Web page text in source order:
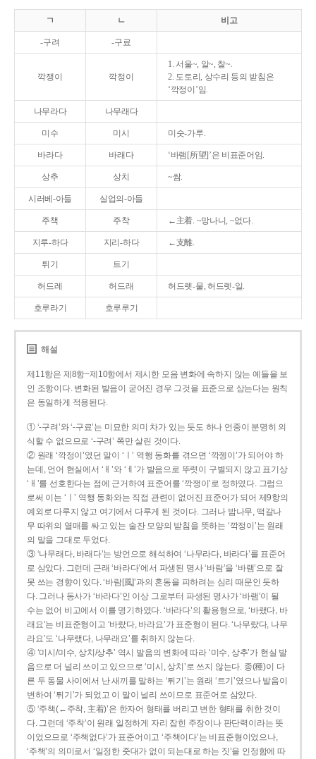
ㄱ ㄴ 비고
-구려 -구료
깍쟁이 깍정이
1. 서울~, 알~, 찰~.
2. 도토리, 상수리 등의 받침은
‘깍정이’임.
나무라다 나무래다
미수 미시 미숫-가루.
바라다 바래다 ‘바램[所望]’은 비표준어임.
상추 상치 ~쌈.
시러베-아들 실업의-아들
주책 주착 ←主着. ~망나니, ~없다.
지루-하다 지리-하다 ←支離.
튀기 트기
허드레 허드래 허드렛-물, 허드렛-일.
호루라기 호루루기
해설
제11항은 제8항~제10항에서 제시한 모음 변화에 속하지 않는 예들을 보
인 조항이다. 변화된 발음이 굳어진 경우 그것을 표준으로 삼는다는 원칙
은 동일하게 적용된다.
① ‘-구려’와 ‘-구료’는 미묘한 의미 차가 있는 듯도 하나 언중이 분명히 의
식할 수 없으므로 ‘-구려’ 쪽만 살린 것이다.
② 원래 ‘깍정이’였던 말이 ‘ㅣ’ 역행 동화를 겪으면 ‘깍젱이’가 되어야 하
는데, 언어 현실에서 ‘ㅐ’와 ‘ㅔ’가 발음으로 뚜렷이 구별되지 않고 표기상
‘ㅐ’를 선호한다는 점에 근거하여 표준어를 ‘깍쟁이’로 정하였다. 그럼으
로써 이는 ‘ㅣ’ 역행 동화와는 직접 관련이 없어진 표준어가 되어 제9항의
예외로 다루지 않고 여기에서 다루게 된 것이다. 그러나 밤나무, 떡갈나
무 따위의 열매를 싸고 있는 술잔 모양의 받침을 뜻하는 ‘깍정이’는 원래
의 말을 그대로 두었다.
③ ‘나무래다, 바래다’는 방언으로 해석하여 ‘나무라다, 바라다’를 표준어
로 삼았다. 그런데 근래 ‘바라다’에서 파생된 명사 ‘바람’을 ‘바램’으로 잘
못 쓰는 경향이 있다. ‘바람[風]’과의 혼동을 피하려는 심리 때문인 듯하
다. 그러나 동사가 ‘바라다’인 이상 그로부터 파생된 명사가 ‘바램’이 될
수는 없어 비고에서 이를 명기하였다. ‘바라다’의 활용형으로, ‘바랬다, 바
래요’는 비표준형이고 ‘바랐다, 바라요’가 표준형이 된다. ‘나무랐다, 나무
라요’도 ‘나무랬다, 나무래요’를 취하지 않는다.
④ ‘미시/미수, 상치/상추’ 역시 발음의 변화에 따라 ‘미수, 상추’가 현실 발
음으로 더 널리 쓰이고 있으므로 ‘미시, 상치’로 쓰지 않는다. 종(種)이 다
른 두 동물 사이에서 난 새끼를 말하는 ‘튀기’는 원래 ‘트기’였으나 발음이
변하여 ‘튀기’가 되었고 이 말이 널리 쓰이므로 표준어로 삼았다.
⑤ ‘주책(←주착, 主着)’은 한자어 형태를 버리고 변한 형태를 취한 것이
다. 그런데 ‘주착’이 원래 일정하게 자리 잡힌 주장이나 판단력이라는 뜻
이었으므로 ‘주책없다’가 표준어이고 ‘주책이다’는 비표준형이었으나,
‘주책’의 의미로서 ‘일정한 줏대가 없이 되는대로 하는 짓’을 인정함에 따